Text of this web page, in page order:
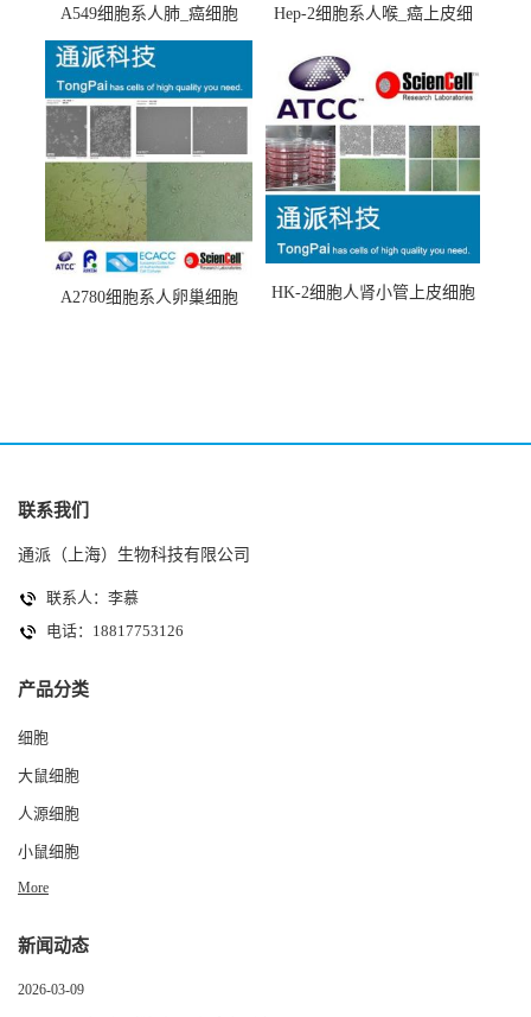
A549细胞系人肺_癌细胞
(A549细胞)
Hep-2细胞系人喉_癌上皮细
A2780细胞系人卵巢细胞
HK-2细胞人肾小管上皮细胞
联系我们
通派（上海）生物科技有限公司
联系人：李慕
电话：18817753126
产品分类
细胞
大鼠细胞
人源细胞
小鼠细胞
More
新闻动态
2026-03-09